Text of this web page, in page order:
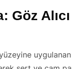
Göz